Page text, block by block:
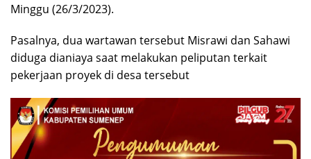
Minggu (26/3/2023).
Pasalnya, dua wartawan tersebut Misrawi dan Sahawi
diduga dianiaya saat melakukan peliputan terkait
pekerjaan proyek di desa tersebut